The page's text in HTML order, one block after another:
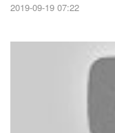
2019-09-19 07:22